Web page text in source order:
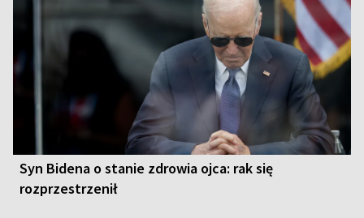
Syn Bidena o stanie zdrowia ojca: rak się
rozprzestrzenił